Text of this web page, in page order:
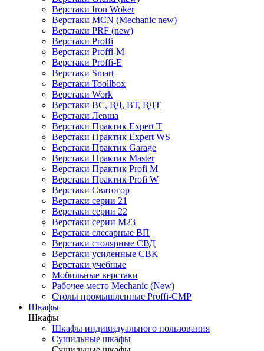
Верстаки Iron Woker
Верстаки MCN (Mechanic new)
Верстаки PRF (new)
Верстаки Proffi
Верстаки Proffi-M
Верстаки Proffi-Е
Верстаки Smart
Верстаки Toollbox
Верстаки Work
Верстаки ВС, ВД, ВТ, ВДТ
Верстаки Левша
Верстаки Практик Expert T
Верстаки Практик Expert WS
Верстаки Практик Garage
Верстаки Практик Master
Верстаки Практик Profi M
Верстаки Практик Profi W
Верстаки Святогор
Верстаки серии 21
Верстаки серии 22
Верстаки серии М23
Верстаки слесарные ВП
Верстаки столярные СВД
Верстаки усиленные СВК
Верстаки учебные
Мобильные верстаки
Рабочее место Mechanic (New)
Столы промышленные Proffi-CMP
Шкафы
Шкафы
Шкафы индивидуального пользования
Cушильные шкафы